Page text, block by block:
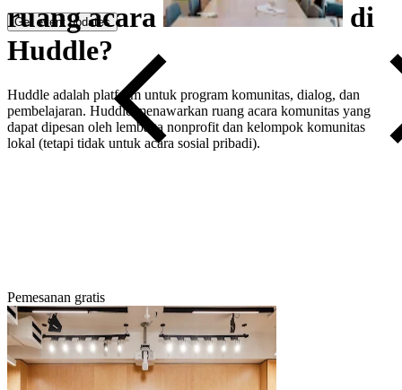
Get event updates
ruang acara
di
Huddle?
Huddle adalah platform untuk program komunitas, dialog, dan
pembelajaran. Huddle menawarkan ruang acara komunitas yang
dapat dipesan oleh lembaga nonprofit dan kelompok komunitas
lokal (tetapi tidak untuk acara sosial pribadi).
Pemesanan gratis